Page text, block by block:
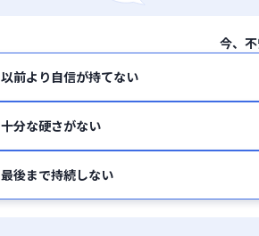
今、
以前より自信が持てない
十分な硬さがない
最後まで持続しない